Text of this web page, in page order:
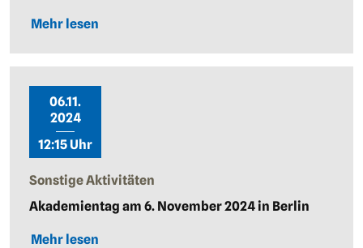
Mehr lesen
06.11.
2024
12:15 Uhr
Sonstige Aktivitäten
Akademientag am 6. November 2024 in Berlin
Mehr lesen